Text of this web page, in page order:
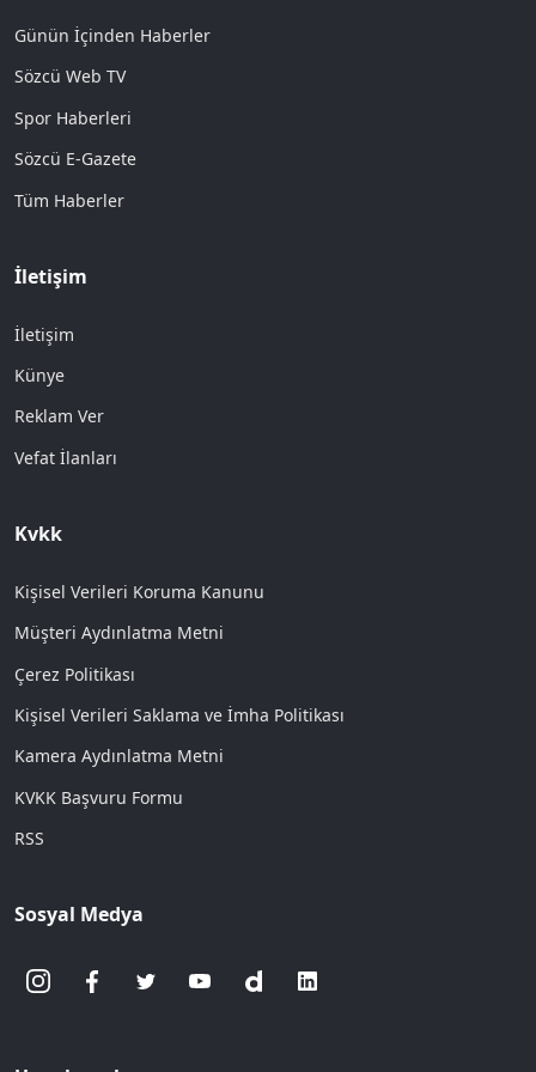
Günün İçinden Haberler
Sözcü Web TV
Spor Haberleri
Sözcü E-Gazete
Tüm Haberler
İletişim
İletişim
Künye
Reklam Ver
Vefat İlanları
Kvkk
Kişisel Verileri Koruma Kanunu
Müşteri Aydınlatma Metni
Çerez Politikası
Kişisel Verileri Saklama ve İmha Politikası
Kamera Aydınlatma Metni
KVKK Başvuru Formu
RSS
Sosyal Medya